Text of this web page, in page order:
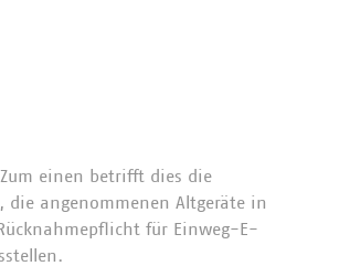
Zum einen betrifft dies die
die angenommenen Altgeräte in
für Einweg-E-